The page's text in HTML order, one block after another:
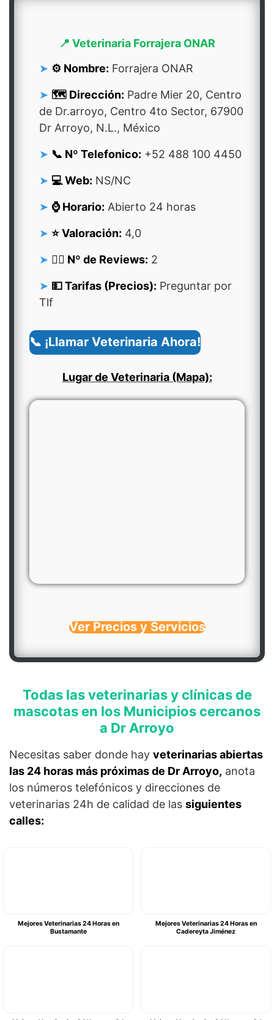
📍 Veterinaria Forrajera ONAR
⚙️ Nombre: Forrajera ONAR
🗺️ Dirección: Padre Mier 20, Centro
de Dr.arroyo, Centro 4to Sector, 67900
Dr Arroyo, N.L., México
📞 Nº Telefonico: +52 488 100 4450
💻 Web: NS/NC
⌚ Horario: Abierto 24 horas
⭐ Valoración: 4,0
👍🏻 Nº de Reviews: 2
💵 Tarifas (Precios): Preguntar por
Tlf
📞 ¡Llamar Veterinaria Ahora!
Lugar de Veterinaria (Mapa):
Ver Precios y Servicios
Todas las veterinarias y clínicas de
mascotas en los Municipios cercanos
a Dr Arroyo
Necesitas saber donde hay veterinarias abiertas
las 24 horas más próximas de Dr Arroyo, anota
los números telefónicos y direcciones de
veterinarias 24h de calidad de las siguientes
calles:
Mejores Veterinarias 24 Horas en
Bustamante
Mejores Veterinarias 24 Horas en
Cadereyta Jiménez